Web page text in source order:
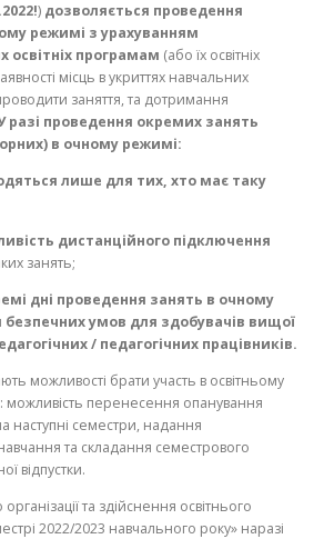
) дозволяється проведення
режимі з урахуванням
освітніх програмам (або їх освітніх
місць в укриттях навчальних
заняття, та дотримання
разі проведення окремих занять
в очному режимі:
лише для тих, хто має таку
дистанційного підключення
занять;
дні проведення занять в очному
умов для здобувачів вищої
/ педагогічних працівників.
можливості брати участь в освітньому
можливість перенесення опанування
наступні семестри, надання
та складання семестрового
відпустки.
та здійснення освітнього
2022/2023 навчального року» наразі